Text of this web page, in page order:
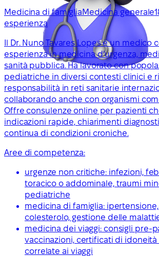
Medicina di famigliaMedicina generale
esperienza
Il Dr. Nuno Tavares Lopes è un medico
esperienza in medicina d’urgenza,
sanità pubblica. Ha lavorato con
pediatriche in diversi contesti clinici e
responsabilità in reti sanitarie
collaborando anche con organismi come
Offre consulenze online per pazienti
indicazioni rapide, chiarimenti
continua di condizioni croniche.
Aree di competenza:
urgenze non critiche: infezioni,
toracico o addominale, traumi
pediatriche
medicina di famiglia:
colesterolo, gestione delle
medicina dei viaggi: consigli pre-
vaccinazioni, certificati di idoneità
correlate ai viaggi